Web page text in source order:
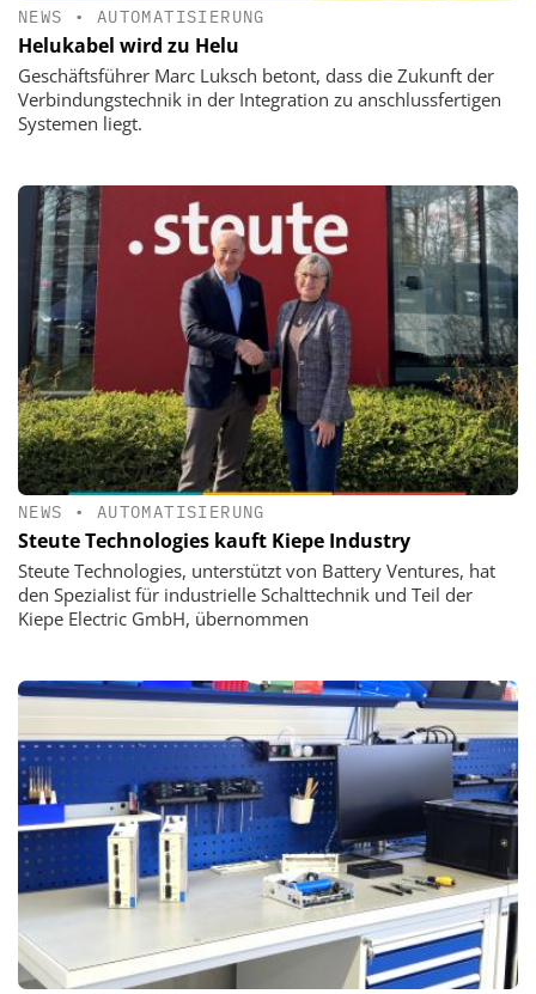
NEWS • AUTOMATISIERUNG
Helukabel wird zu Helu
Geschäftsführer Marc Luksch betont, dass die Zukunft der
Verbindungstechnik in der Integration zu anschlussfertigen
Systemen liegt.
NEWS • AUTOMATISIERUNG
Steute Technologies kauft Kiepe Industry
Steute Technologies, unterstützt von Battery Ventures, hat
den Spezialist für industrielle Schalttechnik und Teil der
Kiepe Electric GmbH, übernommen